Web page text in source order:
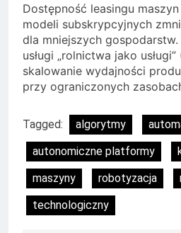
Dostępność leasingu
modeli subskrypcyjnych
dla mniejszych
usługi „rolnictwa jako
skalowanie wydajności
przy ograniczonych
Tagged: algorytmy
autonomiczne platformy
maszyny
robotyzacja
technologiczny